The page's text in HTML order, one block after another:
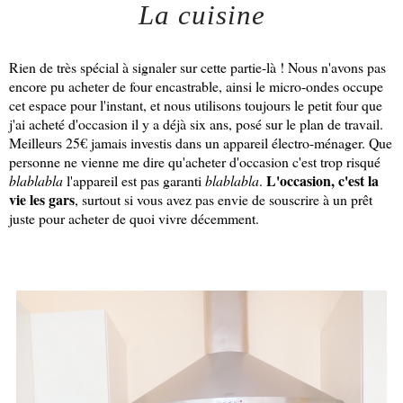
La cuisine
Rien de très spécial à signaler sur cette partie-là ! Nous n'avons pas
encore pu acheter de four encastrable, ainsi le micro-ondes occupe
cet espace pour l'instant, et nous utilisons toujours le petit four que
j'ai acheté d'occasion il y a déjà six ans, posé sur le plan de travail.
Meilleurs 25€ jamais investis dans un appareil électro-ménager. Que
personne ne vienne me dire qu'acheter d'occasion c'est trop risqué
blablablal'appareil est pas garantiblablabla. L'occasion, c'est la
vie les gars, surtout si vous avez pas envie de souscrire à un prêt
juste pour acheter de quoi vivre décemment.